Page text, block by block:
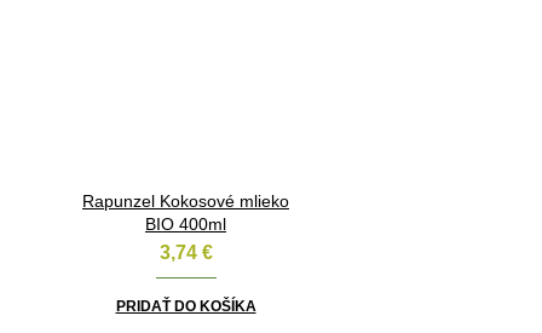
Rapunzel Kokosové mlieko
BIO 400ml
3,74 €
PRIDAŤ DO KOŠÍKA